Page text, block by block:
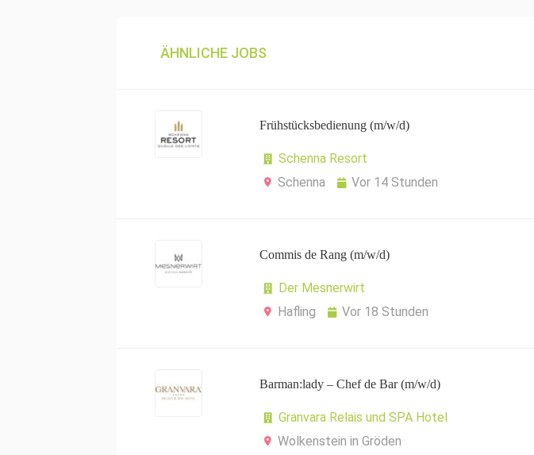
ÄHNLICHE JOBS
Frühstücksbedienung (m/w/d)
Schenna Resort
Schenna
Vor 14 Stunden
Commis de Rang (m/w/d)
Der Mesnerwirt
Hafling
Vor 18 Stunden
Barman:lady – Chef de Bar (m/w/d)
Granvara Relais und SPA Hotel
Wolkenstein in Gröden